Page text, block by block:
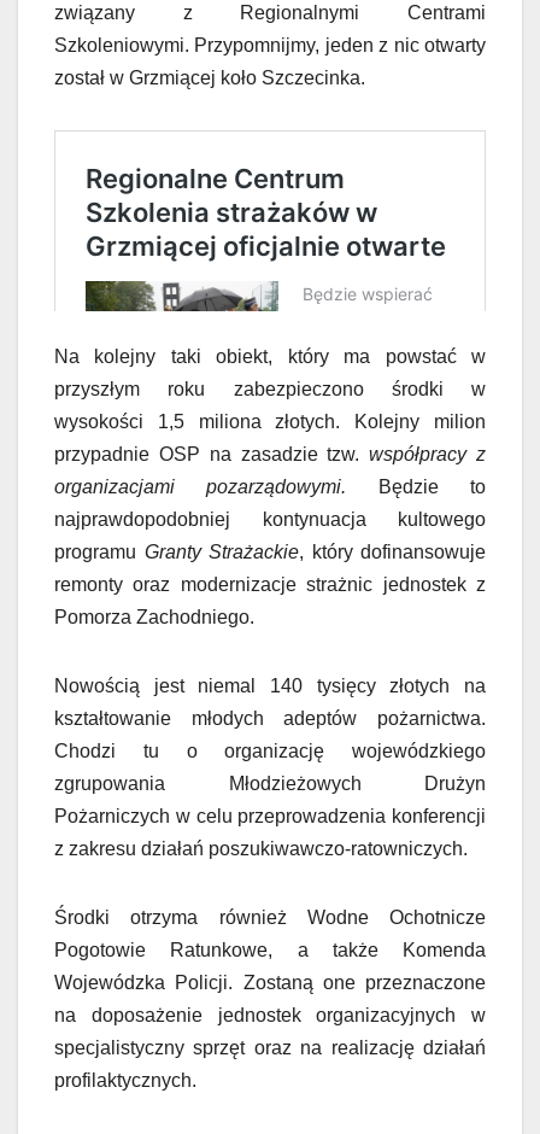
związany z Regionalnymi Centrami
Szkoleniowymi. Przypomnijmy, jeden z nic otwarty
został w Grzmiącej koło Szczecinka.
Na kolejny taki obiekt, który ma powstać w
przyszłym roku zabezpieczono środki w
wysokości 1,5 miliona złotych. Kolejny milion
przypadnie OSP na zasadzie tzw.współpracy z
organizacjami pozarządowymi. Będzie to
najprawdopodobniej kontynuacja kultowego
programu Granty Strażackie, który dofinansowuje
remonty oraz modernizacje strażnic jednostek z
Pomorza Zachodniego.
Nowością jest niemal 140 tysięcy złotych na
kształtowanie młodych adeptów pożarnictwa.
Chodzi tu o organizację wojewódzkiego
zgrupowania Młodzieżowych Drużyn
Pożarniczych w celu przeprowadzenia konferencji
z zakresu działań poszukiwawczo-ratowniczych.
Środki otrzyma również Wodne Ochotnicze
Pogotowie Ratunkowe, a także Komenda
Wojewódzka Policji. Zostaną one przeznaczone
na doposażenie jednostek organizacyjnych w
specjalistyczny sprzęt oraz na realizację działań
profilaktycznych.